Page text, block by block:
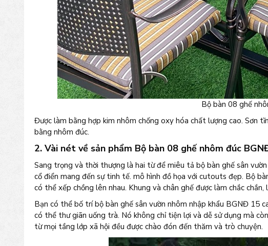
Bộ bàn 08 ghế
Được làm bằng hợp kim nhôm chống oxy hóa chất lượng cao. Sơn
bằng nhôm đúc.
2. Vài nét về sản phẩm Bộ bàn 08 ghế nhôm đúc
Sang trọng và thời thượng là hai từ để miêu tả bộ bàn ghế sân
cổ điển mang đến sự tinh tế. mô hình đồ họa với cutouts đẹp. Bộ
có thể xếp chồng lên nhau. Khung và chân ghế được làm chắc
Bạn có thể bố trí bộ bàn ghế sân vườn nhôm nhập khẩu BGNĐ 15
có thể thư giãn uống trà. Nó không chỉ tiện lợi và dễ sử dụng mà
từ mọi tầng lớp xã hội đều được chào đón đến thăm và trò chuyện.